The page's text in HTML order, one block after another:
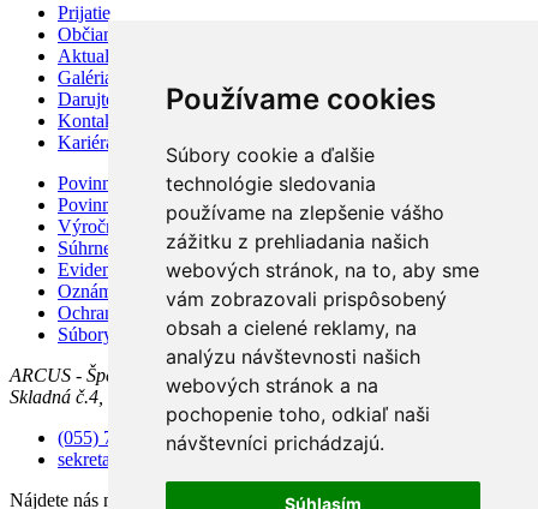
Používame cookies
Súbory cookie a ďalšie
technológie sledovania
používame na zlepšenie vášho
zážitku z prehliadania našich
webových stránok, na to, aby sme
vám zobrazovali prispôsobený
obsah a cielené reklamy, na
analýzu návštevnosti našich
webových stránok a na
pochopenie toho, odkiaľ naši
návštevníci prichádzajú.
Súhlasím
Prijatie
Občianske združenie
Aktuality
Galéria
Darujte nám 2% z daní
Kontakt
Kariéra
Povinné informácie
Povinné zverejňovanie
Výročné správy
Súhrne správy VO
Evidencia žiadostí
Oznámenie protispoločenskej činnosti
Ochrana osobných údajov
Súbory cookies
ARCUS - Špecializované zariadenie a zariadenie pre seniorov
Skladná č.4, 040 01 Košice
(055) 7292 491
sekretariat@arcuskosice.sk
Nájdete nás na sieti: